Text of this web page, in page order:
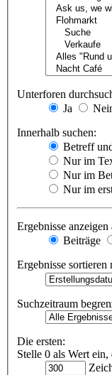
Unterforen
Ja
Innerhalb suchen:
Betreff
Nur im
Nur im
Nur im
Ergebnisse anzeigen
Beiträge
Ergebnisse sortieren
Suchzeitraum
Die ersten:
Stelle 0 als Wert